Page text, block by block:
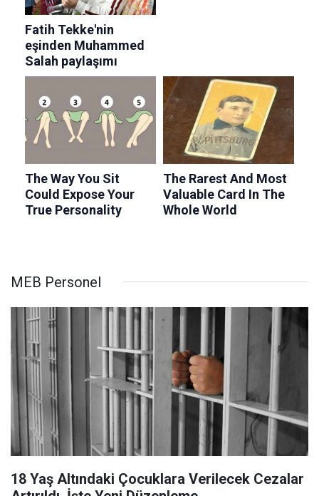
MEB Personel
18 Yaş Altındaki Çocuklara Verilecek Cezalar